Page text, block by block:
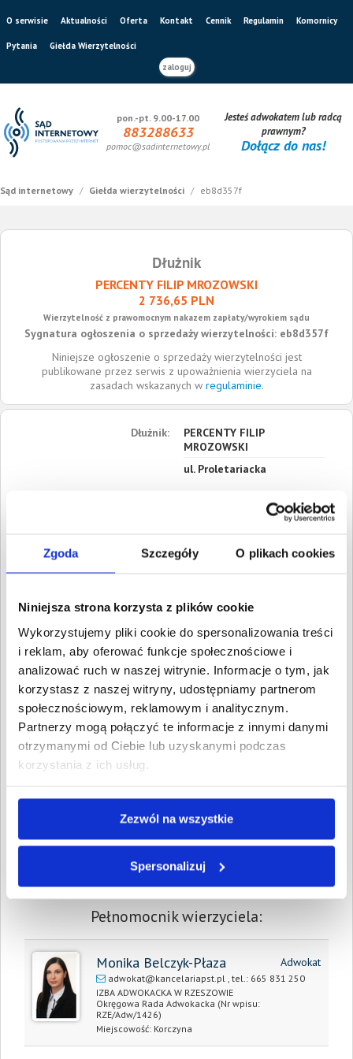
Zgoda Szczegóły O plikach cookies
Niniejsza strona korzysta z plików cookie
Wykorzystujemy pliki cookie do spersonalizowania treści
i reklam, aby oferować funkcje społecznościowe i
analizować ruch w naszej witrynie. Informacje o tym, jak
korzystasz z naszej witryny, udostępniamy partnerom
społecznościowym, reklamowym i analitycznym.
Partnerzy mogą połączyć te informacje z innymi danymi
otrzymanymi od Ciebie lub uzyskanymi podczas
korzystania z ich usług.
Zezwól na wszystkie
Spersonalizuj
O serwisie Aktualności Oferta Kontakt Cennik Regulamin Komornicy
Pytania
Giełda Wierzytelności
zaloguj
pon.-pt. 9.00-17.00
883288633
pomoc@sadinternetowy.pl
Jesteś adwokatem lub radcą
prawnym?
Dołącz do nas!
Sąd internetowy / Giełda wierzytelności / eb8d357f
Dłużnik
PERCENTY FILIP MROZOWSKI
2 736,65 PLN
Wierzytelność z prawomocnym nakazem zapłaty/wyrokiem sądu
Sygnatura ogłoszenia o sprzedaży wierzytelności: eb8d357f
Niniejsze ogłoszenie o sprzedaży wierzytelności jest
publikowane przez serwis z upoważnienia wierzyciela na
zasadach wskazanych w regulaminie.
Dłużnik:
PERCENTY FILIP
MROZOWSKI
ul. Proletariacka
Roszczenia:
1. Gospodarcze
Wartość:
1 913,74 PLN
Wartość:172,52 PLN
Data wymagalności:25 lipca
2024
W sumie: Wartość:2 086,26 PLN
Koszty sądowe:650,39 PLN
Spłacono:
0,00 PLN
Całkowita
Prawomocny nakaz
wyrok sądu z dnia:
29 lipca 2025
Pełnomocnik wierzyciela:
Monika Belczyk-Płaza Adwokat
adwokat@kancelariapst.pl , tel.: 665 831 250
IZBA ADWOKACKA W RZESZOWIE
Okręgowa Rada Adwokacka (Nr wpisu:
RZE/Adw/1426)
Miejscowość: Korczyna